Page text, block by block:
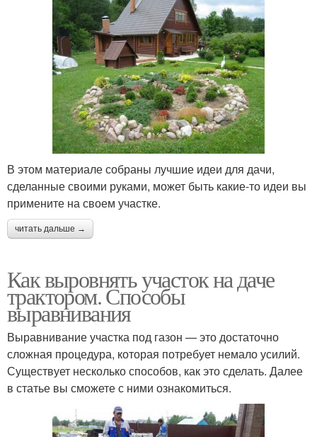
В этом материале собраны лучшие идеи для дачи,
сделанные своими руками, может быть какие-то идеи вы
примените на своем участке.
читать дальше →
Как выровнять участок на даче
трактором. Способы
выравнивания
Выравнивание участка под газон — это достаточно
сложная процедура, которая потребует немало усилий.
Существует несколько способов, как это сделать. Далее
в статье вы сможете с ними ознакомиться.